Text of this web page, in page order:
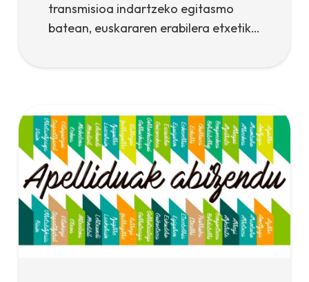
transmisioa indartzeko egitasmo
batean, euskararen erabilera etxetik…